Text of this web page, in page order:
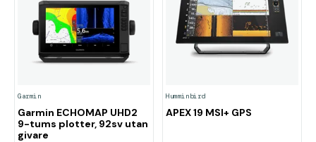
Garmin
Garmin ECHOMAP UHD2
9-tums plotter, 92sv utan
givare
Humminbird
APEX 19 MSI+ GPS